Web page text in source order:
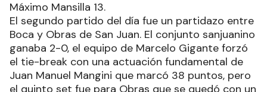
Máximo Mansilla 13.
El segundo partido del día fue un partidazo entre
Boca y Obras de San Juan. El conjunto sanjuanino
ganaba 2-0, el equipo de Marcelo Gigante forzó
el tie-break con una actuación fundamental de
Juan Manuel Mangini que marcó 38 puntos, pero
el quinto set fue para Obras que se quedó con un